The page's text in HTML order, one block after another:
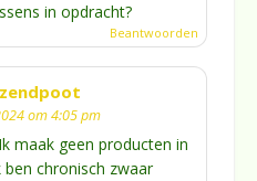
in opdracht?
Beantwoorden
om 4:05 pm
maak geen producten in
ben chronisch zwaar